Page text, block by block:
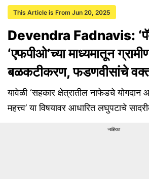
This Article is From Jun 20, 2025
Devendra Fadnavis:
‘एफपीओ’च्या माध्यमातून
बळकटीकरण, फडणवीसांचे
यावेळी ‘सहकार क्षेत्रातील नाफेडचे
महत्त्व’ या विषयावर आधारित लघुपटाचे
जाहिरात